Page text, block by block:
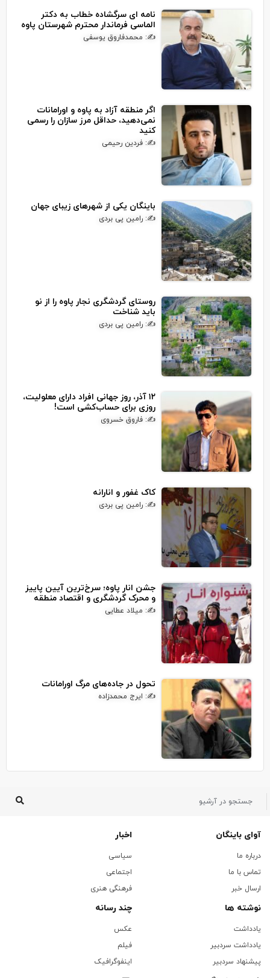
نامه ای سرگشاده خطاب به دکتر
الماسی فرماندار محترم شهرستان پاوه
✍: محمدفاروق یوسفی
اگر منطقه آزاد به پاوه و اورامانات
نمی‌دهید، حداقل مرز سازان را رسمی
کنید
✍: فردین رحیمی
باینگان یکی از شهرهای زیبای جهان
✍: رامین پی بردی
روستای گردشگری نجار پاوه را از نو
باید شناخت
✍: رامین پی بردی
۱۲ آذر، روز جهانی افراد دارای معلولیت،
روزی برای حساب‌کشی است!
✍: فاروق خسروی
کاک غفور و انارانه
✍: رامین پی بردی
جشن انار پاوه؛ سرخ‌ترین آیین پاییز
و محرک گردشگری و اقتصاد منطقه
✍: میلاد عطایی
تحول در جاده‌های مرگ اورامانات
✍: ایرج محمدزاده
آوای باینگان
درباره ما
تماس با ما
ارسال خبر
اخبار
سیاسی
اجتماعی
فرهنگی هنری
نوشته ها
یادداشت
یادداشت سردبیر
پیشنهاد سردبیر
چند رسانه
عکس
فیلم
اینفوگرافیک